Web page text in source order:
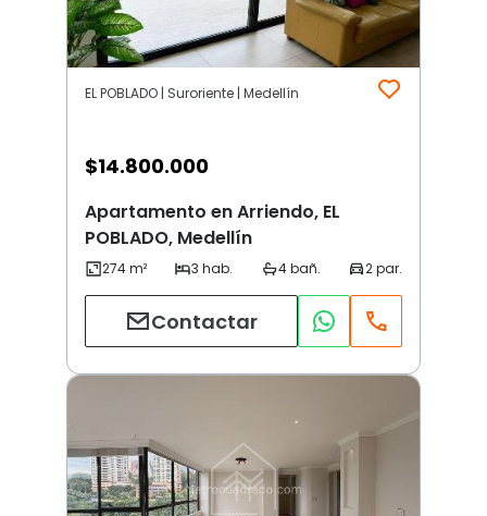
EL POBLADO | Suroriente | Medellín
$14.800.000
Apartamento en Arriendo, EL
POBLADO, Medellín
Contactar